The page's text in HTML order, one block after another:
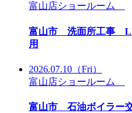
富山店ショールーム
富山市 洗面所工事
用
2026.07.10 （Fri）
富山店ショールーム
富山市 石油ボイラー